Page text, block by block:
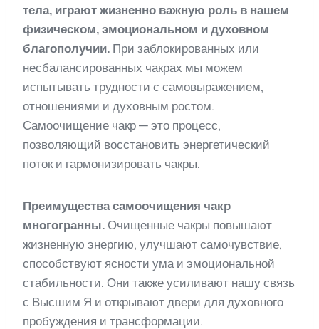
тела, играют жизненно важную роль в нашем
физическом, эмоциональном и духовном
благополучии. При заблокированных или
несбалансированных чакрах мы можем
испытывать трудности с самовыражением,
отношениями и духовным ростом.
Самоочищение чакр — это процесс,
позволяющий восстановить энергетический
поток и гармонизировать чакры.
Преимущества самоочищения чакр
многогранны. Очищенные чакры повышают
жизненную энергию, улучшают самочувствие,
способствуют ясности ума и эмоциональной
стабильности. Они также усиливают нашу связь
с Высшим Я и открывают двери для духовного
пробуждения и трансформации.